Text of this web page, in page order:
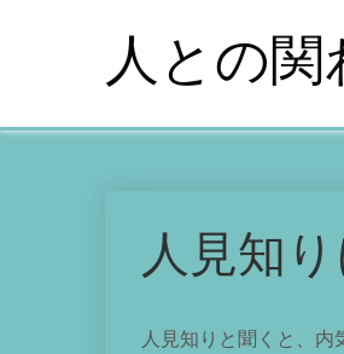
人との
人見知
人見知りと聞くと、